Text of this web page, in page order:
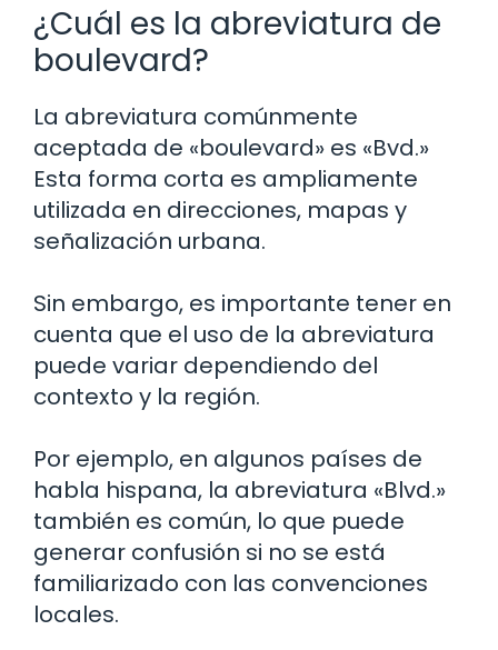
¿Cuál es la abreviatura de
boulevard?
La abreviatura comúnmente
aceptada de «boulevard» es «Bvd.»
Esta forma corta es ampliamente
utilizada en direcciones, mapas y
señalización urbana.
Sin embargo, es importante tener en
cuenta que el uso de la abreviatura
puede variar dependiendo del
contexto y la región.
Por ejemplo, en algunos países de
habla hispana, la abreviatura «Blvd.»
también es común, lo que puede
generar confusión si no se está
familiarizado con las convenciones
locales.